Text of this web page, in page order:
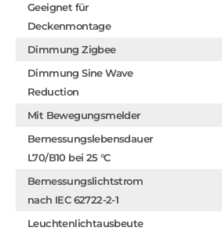
Geeignet für
Deckenmontage
Dimmung Zigbee
Dimmung Sine Wave
Reduction
Mit Bewegungsmelder
Bemessungslebensdauer
L70/B10 bei 25 °C
Bemessungslichtstrom
nach IEC 62722-2-1
Leuchtenlichtausbeute